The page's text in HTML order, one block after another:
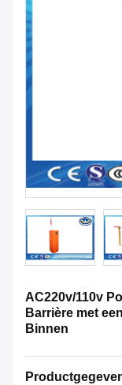
AC220v/110v
Barrière met
Binnen